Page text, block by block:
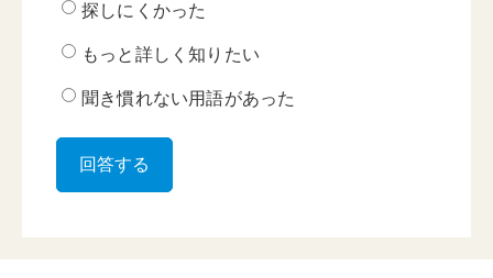
探しにくかった
もっと詳しく知りたい
聞き慣れない用語があった